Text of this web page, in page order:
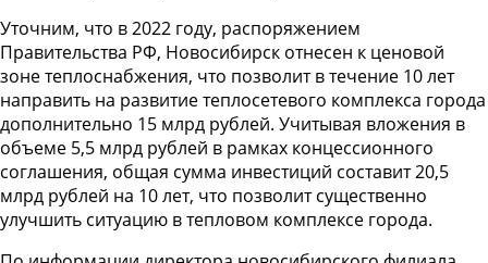
Уточним, что в 2022 году, распоряжением
Правительства РФ, Новосибирск отнесен к ценовой
зоне теплоснабжения, что позволит в течение 10 лет
направить на развитие теплосетевого комплекса города
дополнительно 15 млрд рублей. Учитывая вложения в
объеме 5,5 млрд рублей в рамках концессионного
соглашения, общая сумма инвестиций составит 20,5
млрд рублей на 10 лет, что позволит существенно
улучшить ситуацию в тепловом комплексе города.